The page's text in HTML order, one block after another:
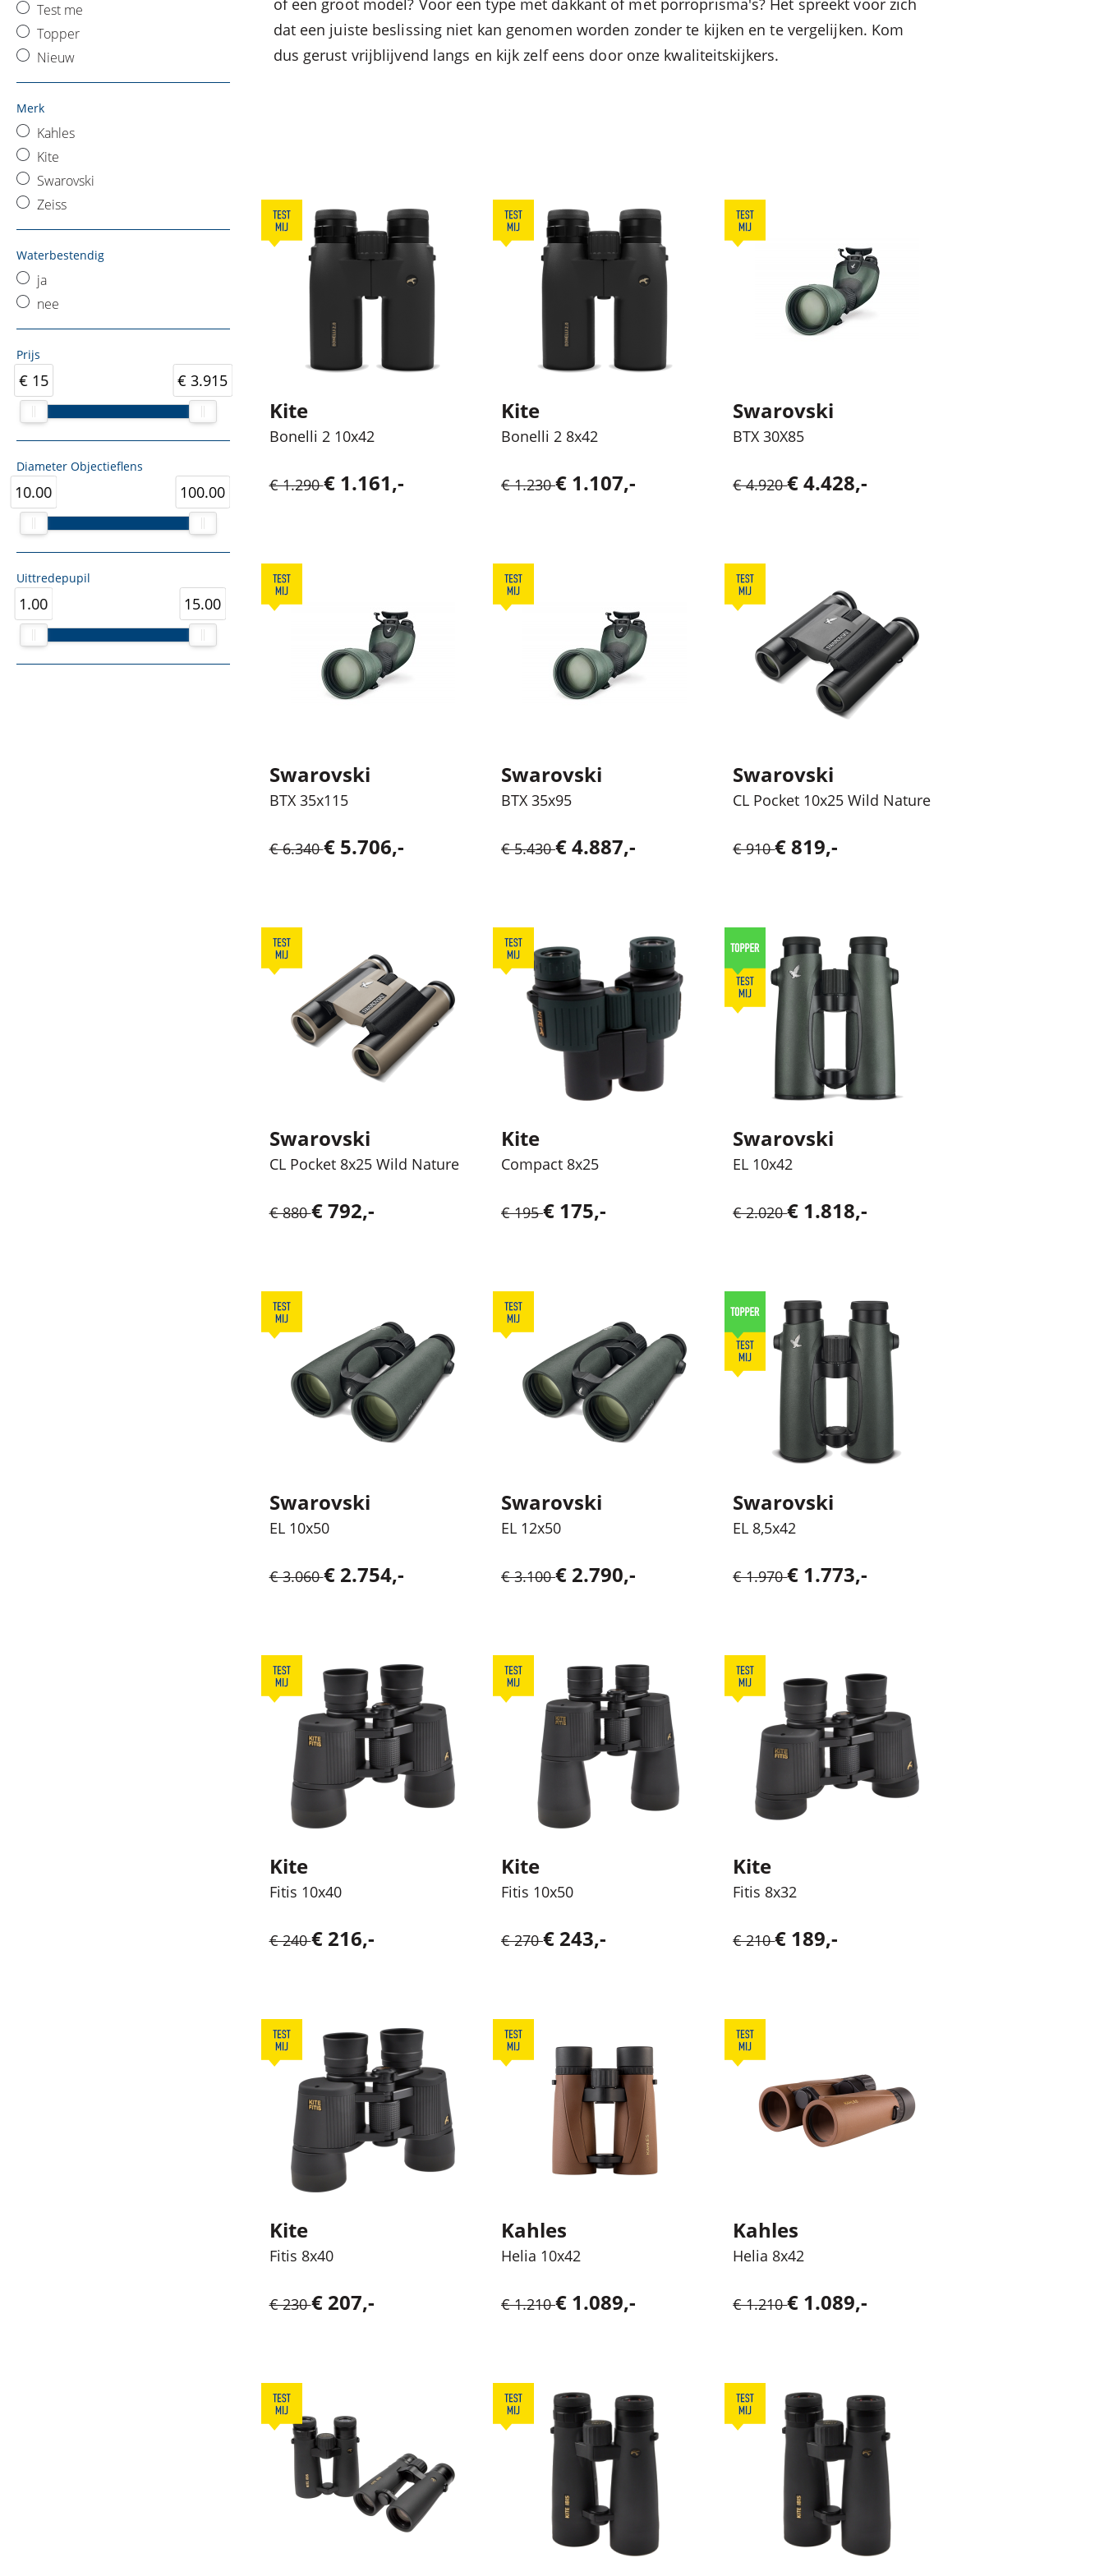
Test me
Topper
Nieuw
Merk
Kahles
Kite
Swarovski
Zeiss
Waterbestendig
ja
nee
Prijs
€ 15 € 3.915
Diameter Objectieflens
10.00 100.00
Uittredepupil
1.00 15.00
of een groot model? Voor een type met dakkant of met porroprisma's? Het spreekt voor zich
dat een juiste beslissing niet kan genomen worden zonder te kijken en te vergelijken. Kom
dus gerust vrijblijvend langs en kijk zelf eens door onze kwaliteitskijkers.
Kite
Bonelli 2 10x42
€ 1.290€ 1.161,-
Kite
Bonelli 2 8x42
€ 1.230€ 1.107,-
Swarovski
BTX 30X85
€ 4.920€ 4.428,-
Swarovski
BTX 35x115
€ 6.340€ 5.706,-
Swarovski
BTX 35x95
€ 5.430€ 4.887,-
Swarovski
CL Pocket 10x25 Wild Nature
€ 910€ 819,-
Swarovski
CL Pocket 8x25 Wild Nature
€ 880€ 792,-
Kite
Compact 8x25
€ 195€ 175,-
Swarovski
EL 10x42
€ 2.020€ 1.818,-
Swarovski
EL 10x50
€ 3.060€ 2.754,-
Swarovski
EL 12x50
€ 3.100€ 2.790,-
Swarovski
EL 8,5x42
€ 1.970€ 1.773,-
Kite
Fitis 10x40
€ 240€ 216,-
Kite
Fitis 10x50
€ 270€ 243,-
Kite
Fitis 8x32
€ 210€ 189,-
Kite
Fitis 8x40
€ 230€ 207,-
Kahles
Helia 10x42
€ 1.210€ 1.089,-
Kahles
Helia 8x42
€ 1.210€ 1.089,-